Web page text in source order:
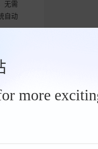
more
无需
自动